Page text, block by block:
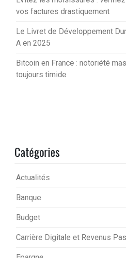
vos factures drastiquement
Le Livret de Développement
A en 2025
Bitcoin en France : notoriété
toujours timide
Catégories
Actualités
Banque
Budget
Carrière Digitale et Revenus